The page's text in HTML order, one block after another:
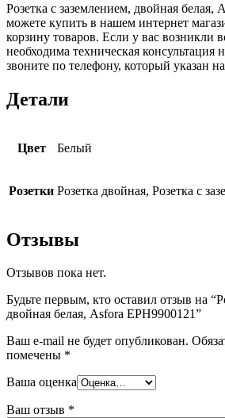
Розетка с заземлением, двойная белая,
можете купить в нашем интернет
корзину товаров. Если у вас возникли
необходима техническая
звоните по телефону, который указан
Детали
Цвет Белый
Розетки Розетка двойная, Розетка с
Отзывы
Отзывов пока нет.
Будьте первым, кто оставил отзыв на
двойная белая, Asfora EPH9900121”
Ваш e-mail не будет опубликован.
помечены *
Ваша оценка
Ваш отзыв *